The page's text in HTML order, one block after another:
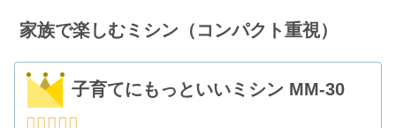
家族で楽しむミシン（コンパクト重視）
子育てにもっといいミシン MM-30